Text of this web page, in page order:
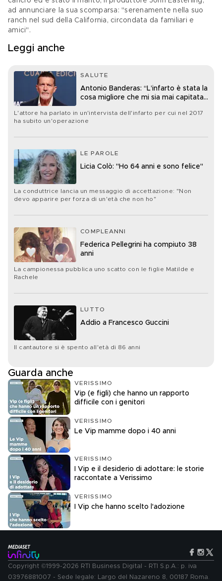
ad annunciare la sua scomparsa: "serenamente nella suo
ranch nel sud della California, circondata da familiari e
amici".
Leggi anche
SALUTE
Antonio Banderas: “L’infarto è stata la
cosa migliore che mi sia mai capitata
L'attore ha parlato in un'intervista dell'infarto per cui nel 2017
ha subito un'operazione
LE PAROLE
Licia Colò: "Ho 64 anni e sono felice"
La conduttrice lancia un messaggio di accettazione: "Non
devo apparire per forza di un'età che non ho"
COMPLEANNI
Federica Pellegrini ha compiuto 38
anni
La campionessa pubblica uno scatto con le figlie Matilde e
Rachele
LUTTO
Addio a Francesco Guccini
Il cantautore si è spento all'età di 86 anni
Guarda anche
VERISSIMO
Vip (e figli) che hanno un rapporto
difficile con i genitori
VERISSIMO
Le Vip mamme dopo i 40 anni
VERISSIMO
I Vip e il desiderio di adottare: le storie
raccontate a Verissimo
VERISSIMO
I Vip che hanno scelto l'adozione
Copyright ©1999-2026 RTI Business Digital - RTI S.p.A.: p. iva
03976881007 - Sede legale: Largo del Nazareno 8, 00187 Roma.